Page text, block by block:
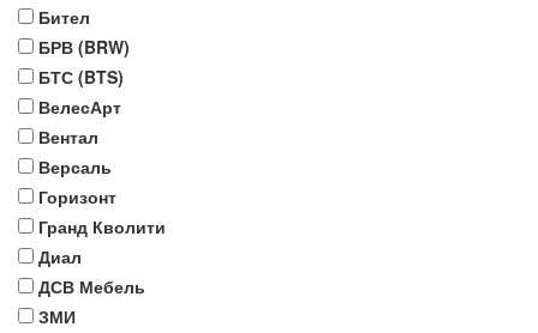
Бител
БРВ (BRW)
БТС (BTS)
ВелесАрт
Вентал
Версаль
Горизонт
Гранд Кволити
Диал
ДСВ Мебель
ЗМИ